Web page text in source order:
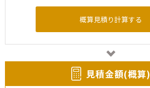
概算見積り計算する
⾒積⾦額(概算)